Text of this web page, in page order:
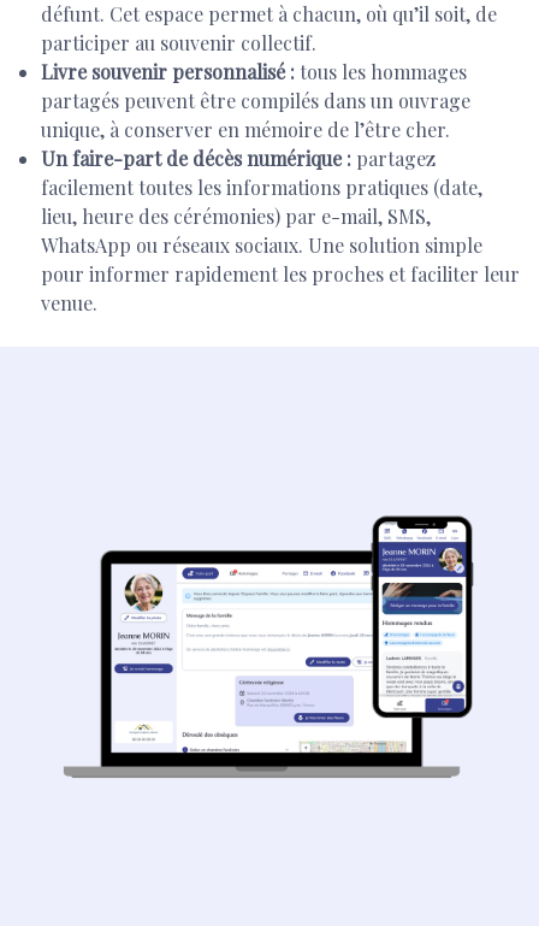
défunt. Cet espace permet à chacun, où qu’il soit, de
participer au souvenir collectif.
Livre souvenir personnalisé :tous les hommages
partagés peuvent être compilés dans un ouvrage
unique, à conserver en mémoire de l’être cher.
Un faire-part de décès numérique : partagez
facilement toutes les informations pratiques (date,
lieu, heure des cérémonies) par e-mail, SMS,
WhatsApp ou réseaux sociaux. Une solution simple
pour informer rapidement les proches et faciliter leur
venue.